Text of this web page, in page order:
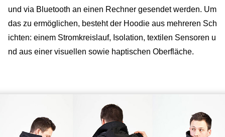
und via Bluetooth an einen Rechner gesendet werden. Um
das zu ermöglichen, besteht der Hoodie aus mehreren Sch
ichten: einem Stromkreislauf, Isolation, textilen Sensoren u
nd aus einer visuellen sowie haptischen Oberfläche.